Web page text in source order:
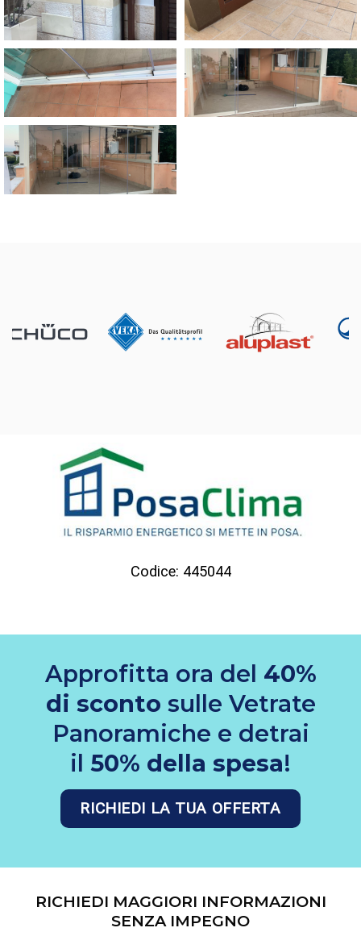
Codice: 445044
Approfitta ora del 40%
di sconto sulle Vetrate
Panoramiche e detrai
il 50% della spesa!
RICHIEDI LA TUA OFFERTA
RICHIEDI MAGGIORI INFORMAZIONI
SENZA IMPEGNO